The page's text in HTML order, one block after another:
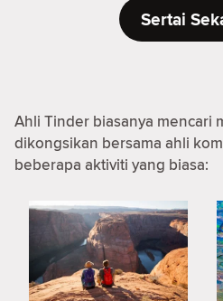
Sertai
Ahli Tinder biasanya mencari
dikongsikan bersama ahli
beberapa aktiviti yang biasa: